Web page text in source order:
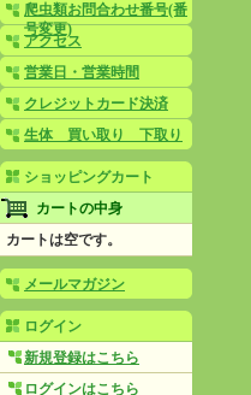
爬虫類お問合わせ番号(番
号変更)
アクセス
営業日・営業時間
クレジットカード決済
生体 買い取り 下取り
ショッピングカート
カートの中身
カートは空です。
メールマガジン
ログイン
新規登録はこちら
ログインはこちら